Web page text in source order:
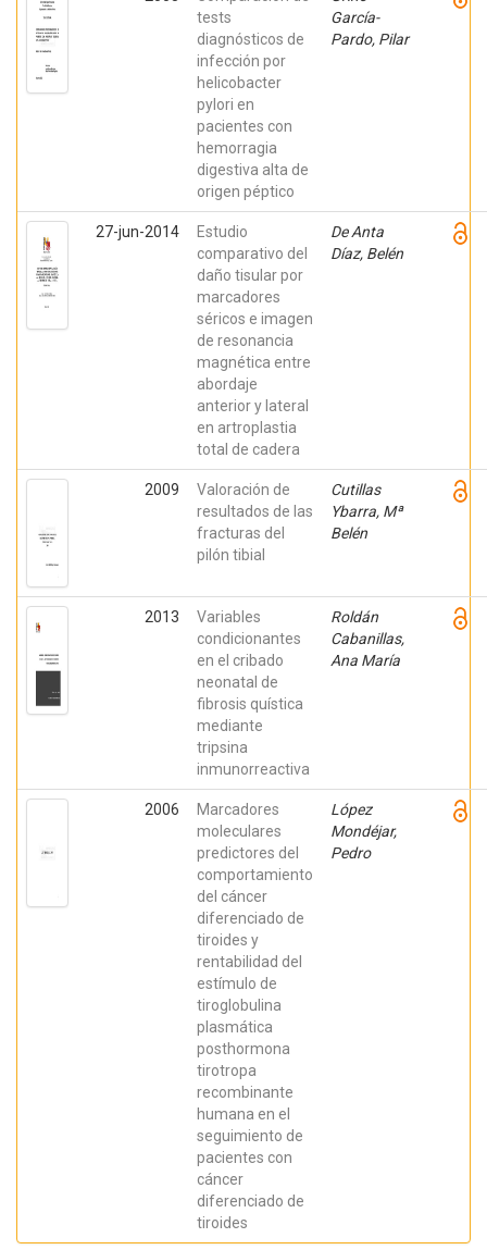
tests
diagnósticos de
infección por
helicobacter
pylori en
pacientes con
hemorragia
digestiva alta de
origen péptico
García-
Pardo, Pilar
27-jun-2014
Estudio
comparativo del
daño tisular por
marcadores
séricos e imagen
de resonancia
magnética entre
abordaje
anterior y lateral
en artroplastia
total de cadera
De Anta
Díaz, Belén
2009
Valoración de
resultados de las
fracturas del
pilón tibial
Cutillas
Ybarra, Mª
Belén
2013
Variables
condicionantes
en el cribado
neonatal de
fibrosis quística
mediante
tripsina
inmunorreactiva
Roldán
Cabanillas,
Ana María
2006
Marcadores
moleculares
predictores del
comportamiento
del cáncer
diferenciado de
tiroides y
rentabilidad del
estímulo de
tiroglobulina
plasmática
posthormona
tirotropa
recombinante
humana en el
seguimiento de
pacientes con
cáncer
diferenciado de
tiroides
López
Mondéjar,
Pedro